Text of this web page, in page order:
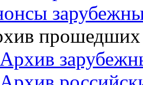
прошедших
Архив